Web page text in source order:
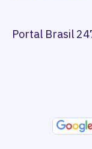
Portal Brasil